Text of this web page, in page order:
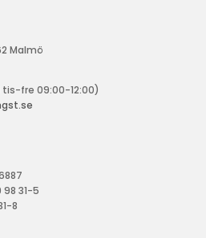
Malmö
fre 09:00-12:00)
31-5
8